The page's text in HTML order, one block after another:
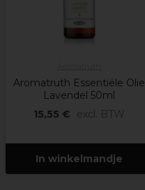
Aromatruth Essentiële Olie
Lavendel 50ml
15,55 €
excl. BTW
In winkelmandje